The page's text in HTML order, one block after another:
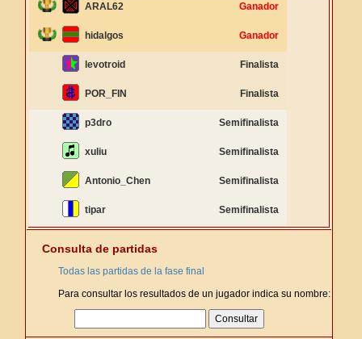
ARAL62 Ganador
hidalgos Ganador
levotroid Finalista
POR_FIN Finalista
p3dro Semifinalista
xuliu Semifinalista
Antonio_Chen Semifinalista
tipar Semifinalista
Consulta de partidas
Todas las partidas de la fase final
Para consultar los resultados de un jugador indica su nombre: